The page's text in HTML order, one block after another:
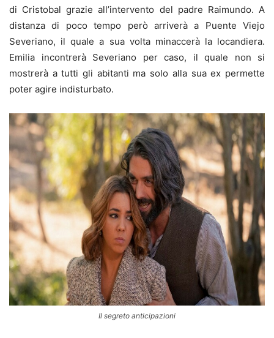
di Cristobal grazie all’intervento del padre Raimundo. A
distanza di poco tempo però arriverà a Puente Viejo
Severiano, il quale a sua volta minaccerà la locandiera.
Emilia incontrerà Severiano per caso, il quale non si
mostrerà a tutti gli abitanti ma solo alla sua ex permette
poter agire indisturbato.
Il segreto anticipazioni